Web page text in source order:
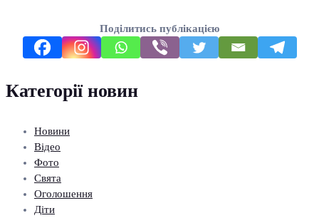
Поділитись публікацією
Категорії новин
Новини
Відео
Фото
Свята
Оголошення
Діти